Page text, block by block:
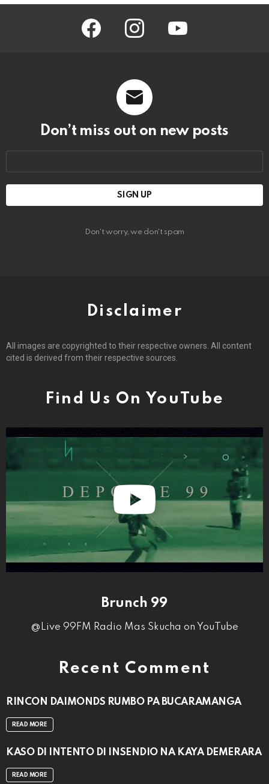
facebook instagram youtube
Don’t miss out on new posts
Don't worry, we don't spam
Disclaimer
All images are copyrighted to their respective owners. All content
cited is derived from their respective sources.
Find Us On YouTube
Brunch 99
@Live 99FM Radio Mas Skucha on YouTube
Recent Comment
RINCON DAIMONDS RUMBO PA BUCARAMANGA
READ MORE
KASO DI INTENTO DI INSENDIO NA KAYA DEMERARA
READ MORE